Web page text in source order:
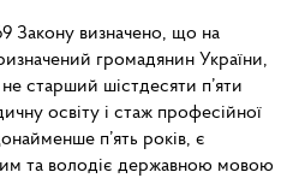
Закону визначено, що на
громадянин України,
старший шістдесяти п’яти
освіту і стаж професійної
п’ять років, є
та володіє державною мовою